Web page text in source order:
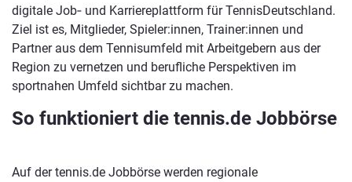
digitale Job‑ und Karriereplattform für TennisDeutschland.
Ziel ist es, Mitglieder, Spieler:innen, Trainer:innen und
Partner aus dem Tennisumfeld mit Arbeitgebern aus der
Region zu vernetzen und berufliche Perspektiven im
sportnahen Umfeld sichtbar zu machen.
So funktioniert die tennis.de Jobbörse
Auf der tennis.de Jobbörse werden regionale